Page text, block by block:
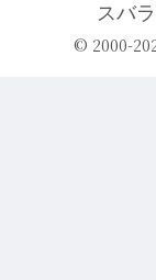
スバ
© 2000-